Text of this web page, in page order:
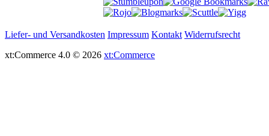
Liefer- und Versandkosten Impressum Kontakt Widerrufsrecht
xt:Commerce 4.0 © 2026 xt:Commerce